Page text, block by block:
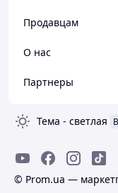
Продавцам
О нас
Партнеры
Тема - светлая
© Prom.ua —